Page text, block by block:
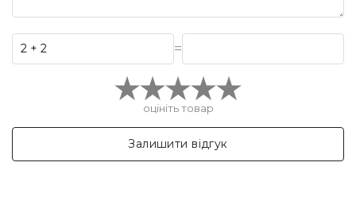
=
оцініть товар
Залишити відгук